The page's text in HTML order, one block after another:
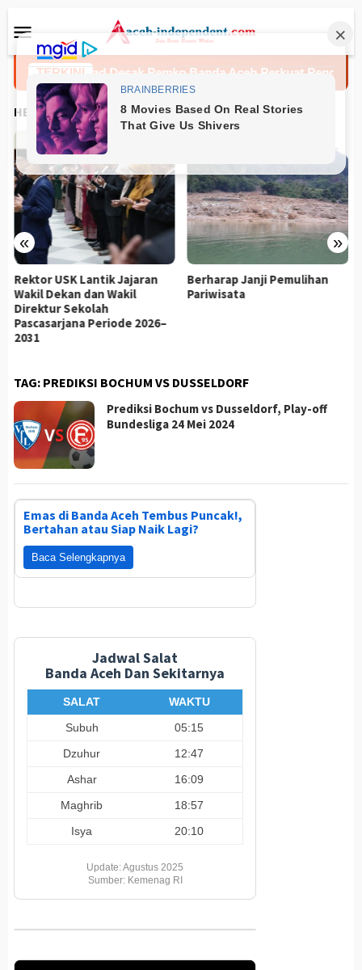
ke
kontenMobile
TERKINI
Muhammad Desak Pemko Banda Aceh Perkuat Pengamanan
HEADLINES
« »
Rektor USK Lantik Jajaran
Wakil Dekan dan Wakil
Direktur Sekolah
Pascasarjana Periode 2026–
2031
Berharap Janji Pemulihan
Pariwisata
TAG: PREDIKSI BOCHUM VS DUSSELDORF
Prediksi Bochum vs Dusseldorf, Play-off
Bundesliga 24 Mei 2024
Emas di Banda Aceh Tembus Puncak!,
Bertahan atau Siap Naik Lagi?
Baca Selengkapnya
Jadwal Salat
Banda Aceh Dan Sekitarnya
SALAT
WAKTU
Subuh
05:15
Dzuhur
12:47
Ashar
16:09
Maghrib
18:57
Isya
20:10
Update: Agustus 2025
Sumber: Kemenag RI